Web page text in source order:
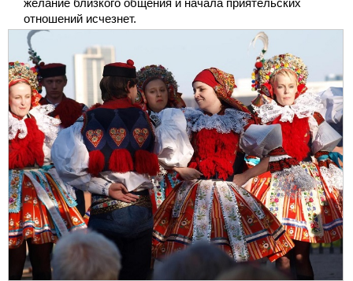
желание близкого общения и начала приятельских
отношений исчезнет.